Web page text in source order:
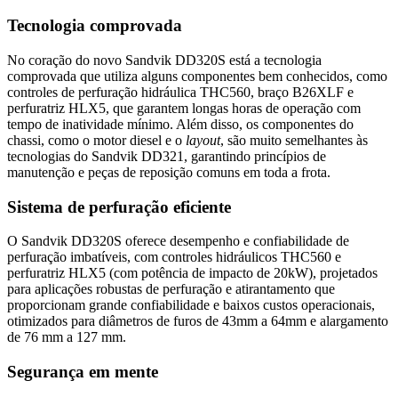
Tecnologia comprovada
No coração do novo Sandvik DD320S está a tecnologia
comprovada que utiliza alguns componentes bem conhecidos, como
controles de perfuração hidráulica THC560, braço B26XLF e
perfuratriz HLX5, que garantem longas horas de operação com
tempo de inatividade mínimo. Além disso, os componentes do
chassi, como o motor diesel e o layout, são muito semelhantes às
tecnologias do Sandvik DD321, garantindo princípios de
manutenção e peças de reposição comuns em toda a frota.
Sistema de perfuração eficiente
O Sandvik DD320S oferece desempenho e confiabilidade de
perfuração imbatíveis, com controles hidráulicos THC560 e
perfuratriz HLX5 (com potência de impacto de 20kW), projetados
para aplicações robustas de perfuração e atirantamento que
proporcionam grande confiabilidade e baixos custos operacionais,
otimizados para diâmetros de furos de 43mm a 64mm e alargamento
de 76 mm a 127 mm.
Segurança em mente